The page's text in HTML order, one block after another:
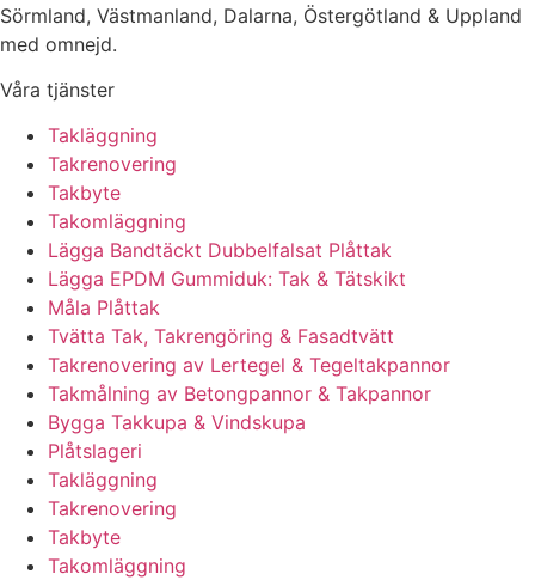
Sörmland, Västmanland, Dalarna, Östergötland & Uppland
med omnejd.
Våra tjänster
Takläggning
Takrenovering
Takbyte
Takomläggning
Lägga Bandtäckt Dubbelfalsat Plåttak
Lägga EPDM Gummiduk: Tak & Tätskikt
Måla Plåttak
Tvätta Tak, Takrengöring & Fasadtvätt
Takrenovering av Lertegel & Tegeltakpannor
Takmålning av Betongpannor & Takpannor
Bygga Takkupa & Vindskupa
Plåtslageri
Takläggning
Takrenovering
Takbyte
Takomläggning